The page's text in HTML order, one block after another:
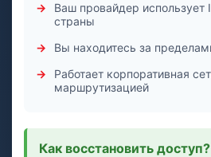
Ваш провайдер использует
страны
Вы находитесь за
Работает корпоративная
маршрутизацией
Как восстановить доступ?